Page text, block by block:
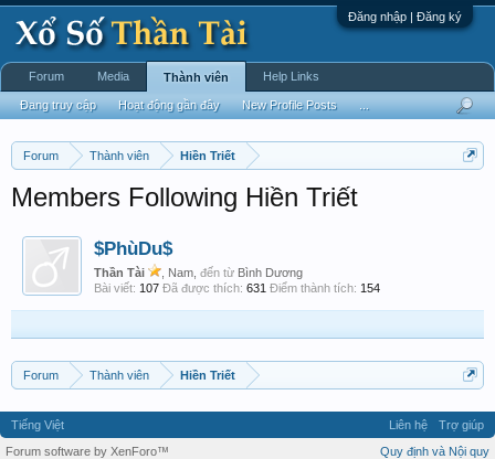
Đăng nhập | Đăng ký
Forum Thành viên Hiền Triết
Members Following Hiền Triết
$PhùDu$
Thần Tài , Nam, đến từ Bình Dương
Bài viết: 107 Đã được thích: 631 Điểm thành tích: 154
Forum Thành viên Hiền Triết
Forum Media Thành viên
Đang truy cập Hoạt động gần đây New Profile Posts
Help Links
Tiếng Việt Liên hệ
Trợ giúp
Quy định và Nội quy
Forum software by XenForo™